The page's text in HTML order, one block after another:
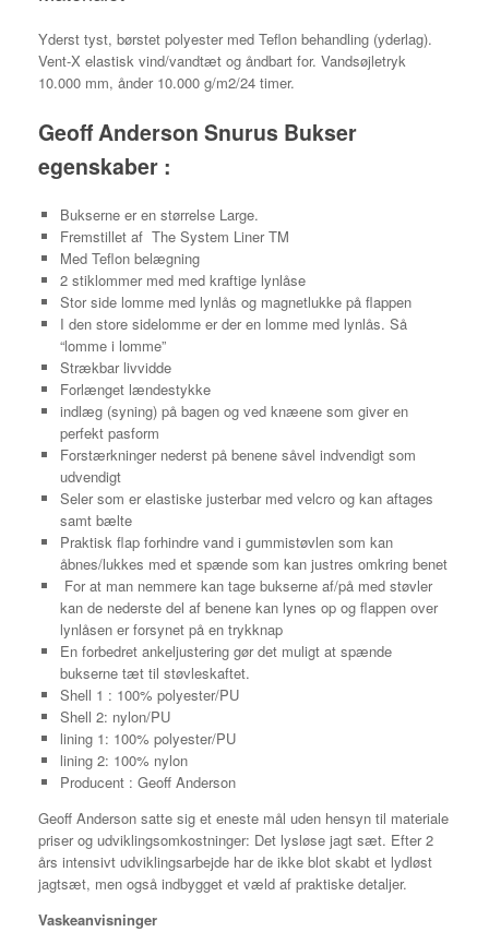
Yderst tyst, børstet polyester med Teflon behandling (yderlag).
Vent-X elastisk vind/vandtæt og åndbart for. Vandsøjletryk
10.000 mm, ånder 10.000 g/m2/24 timer.
Geoff Anderson Snurus Bukser
egenskaber :
Bukserne er en størrelse Large.
Fremstillet af The System Liner TM
Med Teflon belægning
2 stiklommer med med kraftige lynlåse
Stor side lomme med lynlås og magnetlukke på flappen
I den store sidelomme er der en lomme med lynlås. Så
“lomme i lomme”
Strækbar livvidde
Forlænget lændestykke
indlæg (syning) på bagen og ved knæene som giver en
perfekt pasform
Forstærkninger nederst på benene såvel indvendigt som
udvendigt
Seler som er elastiske justerbar med velcro og kan aftages
samt bælte
Praktisk flap forhindre vand i gummistøvlen som kan
åbnes/lukkes med et spænde som kan justres omkring benet
For at man nemmere kan tage bukserne af/på med støvler
kan de nederste del af benene kan lynes op og flappen over
lynlåsen er forsynet på en trykknap
En forbedret ankeljustering gør det muligt at spænde
bukserne tæt til støvleskaftet.
Shell 1 : 100% polyester/PU
Shell 2: nylon/PU
lining 1: 100% polyester/PU
lining 2: 100% nylon
Producent : Geoff Anderson
Geoff Anderson satte sig et eneste mål uden hensyn til materiale
priser og udviklingsomkostninger: Det lysløse jagt sæt. Efter 2
års intensivt udviklingsarbejde har de ikke blot skabt et lydløst
jagtsæt, men også indbygget et væld af praktiske detaljer.
Vaskeanvisninger